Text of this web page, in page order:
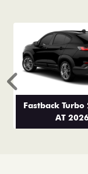
Fastback Turbo
AT